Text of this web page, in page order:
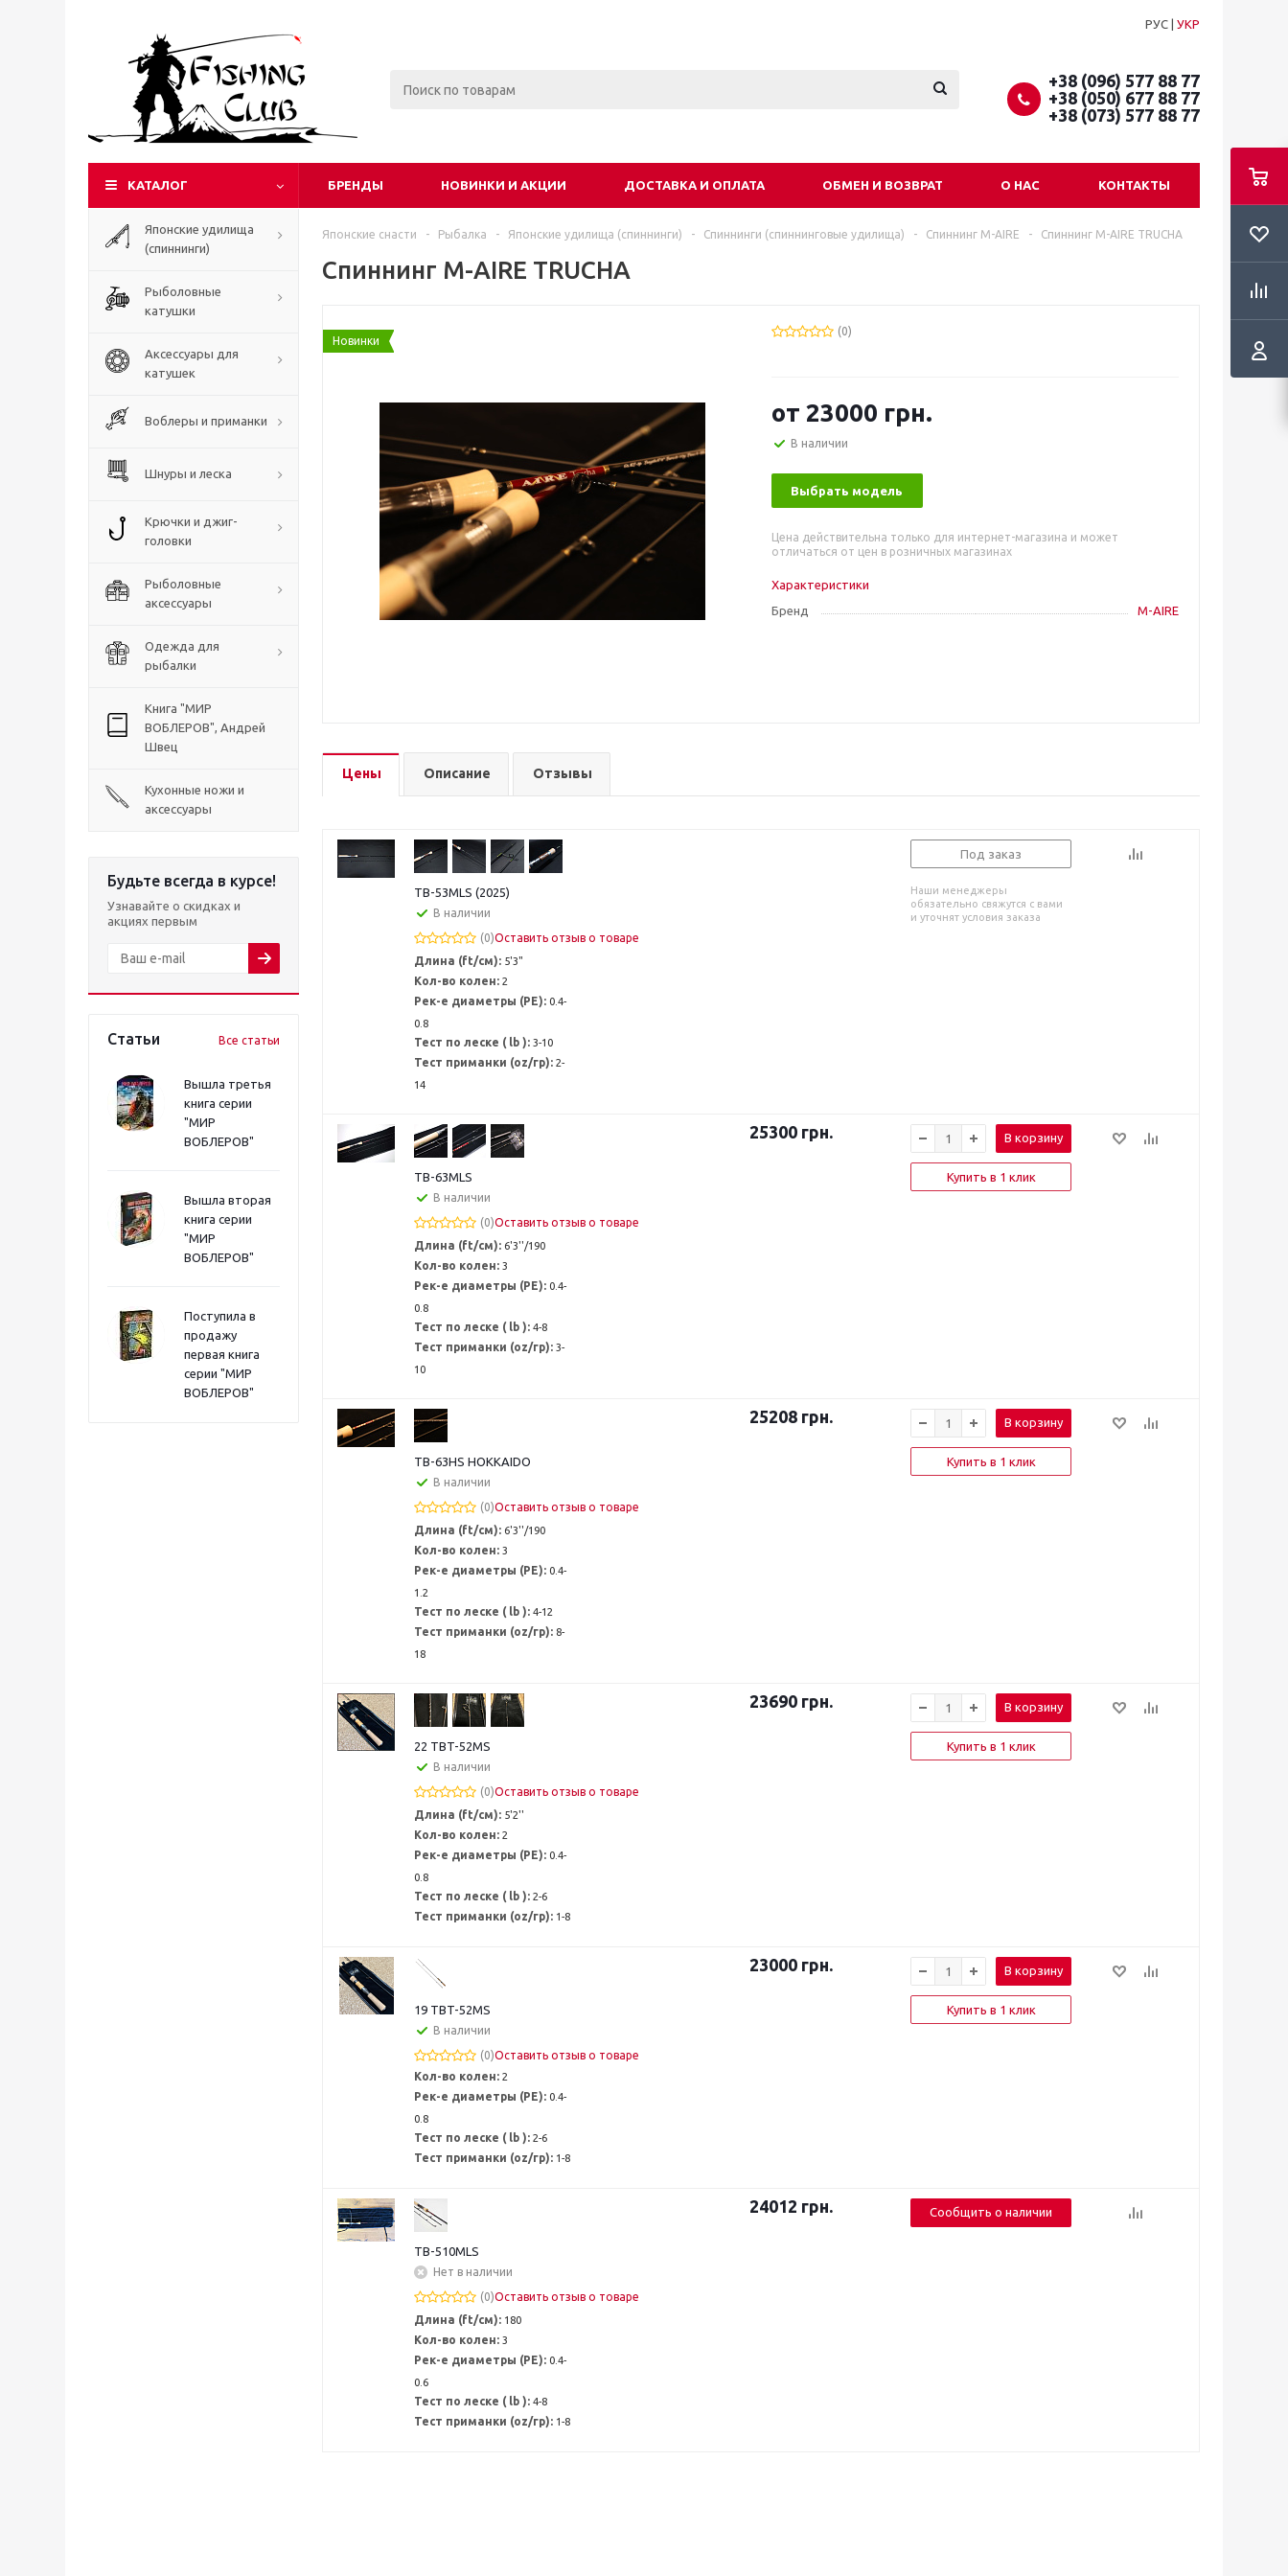
РУС УКР
+38 (096) 577 88 77
+38 (050) 677 88 77
+38 (073) 577 88 77
КАТАЛОГ БРЕНДЫ НОВИНКИ И АКЦИИ ДОСТАВКА И ОПЛАТА ОБМЕН И ВОЗВРАТ О НАС КОНТАКТЫ
Японские удилища
(спиннинги)
Рыболовные
катушки
Аксессуары для
катушек
Воблеры и приманки
Шнуры и леска
Крючки и джиг-
головки
Рыболовные
аксессуары
Одежда для
рыбалки
Книга "МИР
ВОБЛЕРОВ", Андрей
Швец
Кухонные ножи и
аксессуары
Будьте всегда в курсе!
Узнавайте о скидках и
акциях первым
Статьи Все статьи
Вышла третья
книга серии
"МИР
ВОБЛЕРОВ"
Вышла вторая
книга серии
"МИР
ВОБЛЕРОВ"
Поступила в
продажу
первая книга
серии "МИР
ВОБЛЕРОВ"
Японские снасти - Рыбалка - Японские удилища (спиннинги) - Спиннинги (спиннинговые удилища) - Спиннинг M-AIRE - Спиннинг M-AIRE TRUCHA
Спиннинг M-AIRE TRUCHA
Новинки
(0)
от 23000 грн.
В наличии
Выбрать модель
Цена действительна только для интернет-магазина и может
отличаться от цен в розничных магазинах
Характеристики
Бренд
M-AIRE
Цены Описание Отзывы
TB-53MLS (2025)
В наличии
(0)Оставить отзыв о товаре
Длина (ft/см): 5'3"
Кол-во колен: 2
Рек-е диаметры (PE): 0.4-
0.8
Тест по леске ( lb ): 3-10
Тест приманки (oz/гр): 2-
14
Под заказ
Наши менеджеры
обязательно свяжутся с вами
и уточнят условия заказа
TB-63MLS
В наличии
(0)Оставить отзыв о товаре
Длина (ft/см): 6'3''/190
Кол-во колен: 3
Рек-е диаметры (PE): 0.4-
0.8
Тест по леске ( lb ): 4-8
Тест приманки (oz/гр): 3-
10
25300 грн. В корзину
Купить в 1 клик
TB-63HS HOKKAIDO
В наличии
(0)Оставить отзыв о товаре
Длина (ft/см): 6'3''/190
Кол-во колен: 3
Рек-е диаметры (PE): 0.4-
1.2
Тест по леске ( lb ): 4-12
Тест приманки (oz/гр): 8-
18
25208 грн. В корзину
Купить в 1 клик
22 TBT-52MS
В наличии
(0)Оставить отзыв о товаре
Длина (ft/см): 5'2''
Кол-во колен: 2
Рек-е диаметры (PE): 0.4-
0.8
Тест по леске ( lb ): 2-6
Тест приманки (oz/гр): 1-8
23690 грн. В корзину
Купить в 1 клик
19 TBT-52MS
В наличии
(0)Оставить отзыв о товаре
Кол-во колен: 2
Рек-е диаметры (PE): 0.4-
0.8
Тест по леске ( lb ): 2-6
Тест приманки (oz/гр): 1-8
23000 грн. В корзину
Купить в 1 клик
TB-510MLS
Нет в наличии
(0)Оставить отзыв о товаре
Длина (ft/см): 180
Кол-во колен: 3
Рек-е диаметры (PE): 0.4-
0.6
Тест по леске ( lb ): 4-8
Тест приманки (oz/гр): 1-8
24012 грн. Сообщить о наличии